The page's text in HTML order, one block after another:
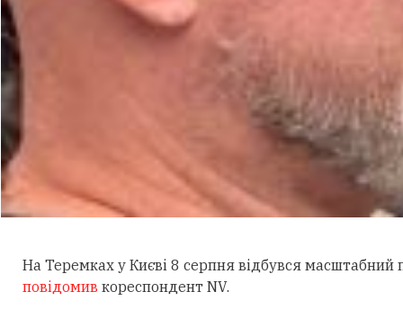
На Теремках у Києві 8 серпня відбувся масштабний
повідомив кореспондент NV.